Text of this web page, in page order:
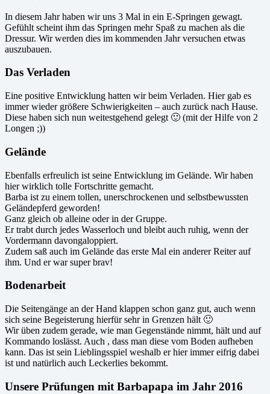
In diesem Jahr haben wir uns 3 Mal in ein E-Springen gewagt.
Gefühlt scheint ihm das Springen mehr Spaß zu machen als die
Dressur. Wir werden dies im kommenden Jahr versuchen etwas
auszubauen.
Das Verladen
Eine positive Entwicklung hatten wir beim Verladen. Hier gab es
immer wieder größere Schwierigkeiten – auch zurück nach Hause.
Diese haben sich nun weitestgehend gelegt 🙂 (mit der Hilfe von 2
Longen ;))
Gelände
Ebenfalls erfreulich ist seine Entwicklung im Gelände. Wir haben
hier wirklich tolle Fortschritte gemacht.
Barba ist zu einem tollen, unerschrockenen und selbstbewussten
Geländepferd geworden!
Ganz gleich ob alleine oder in der Gruppe.
Er trabt durch jedes Wasserloch und bleibt auch ruhig, wenn der
Vordermann davongaloppiert.
Zudem saß auch im Gelände das erste Mal ein anderer Reiter auf
ihm. Und er war super brav!
Bodenarbeit
Die Seitengänge an der Hand klappen schon ganz gut, auch wenn
sich seine Begeisterung hierfür sehr in Grenzen hält 🙂
Wir üben zudem gerade, wie man Gegenstände nimmt, hält und auf
Kommando loslässt. Auch , dass man diese vom Boden aufheben
kann. Das ist sein Lieblingsspiel weshalb er hier immer eifrig dabei
ist und natürlich auch Leckerlies bekommt.
Unsere Prüfungen mit Barbapapa im Jahr 2016